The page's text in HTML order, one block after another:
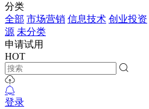
分类
全部 市场营销 信息技术 创业投资
源 未分类
申请试用
HOT
登录